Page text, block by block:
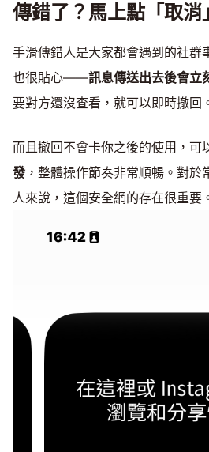
傳錯了？馬上點「取消
手滑傳錯人是大家都會遇到的社
也很貼心——訊息傳送出去後會立
要對方還沒查看，就可以即時撤回
而且撤回不會卡你之後的使用，可
發 ，整體操作節奏非常順暢。對
人來說，這個安全網的存在很重要